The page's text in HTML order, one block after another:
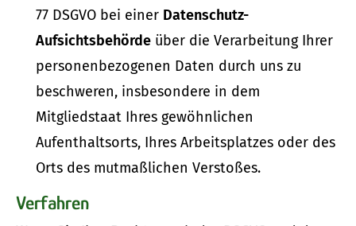
77 DSGVO bei einer Datenschutz-
Aufsichtsbehörde über die Verarbeitung Ihrer
personenbezogenen Daten durch uns zu
beschweren, insbesondere in dem
Mitgliedstaat Ihres gewöhnlichen
Aufenthaltsorts, Ihres Arbeitsplatzes oder des
Orts des mutmaßlichen Verstoßes.
Verfahren